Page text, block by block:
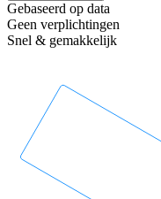
Gebaseerd op data
Geen verplichtingen
Snel & gemakkelijk